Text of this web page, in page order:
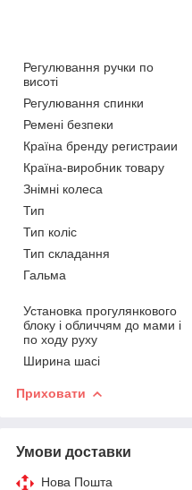
Регулювання ручки по
висоті
Регулювання спинки
Ремені безпеки
Країна бренду регистраии
Країна-виробник товару
Знімні колеса
Тип
Тип коліс
Тип складання
Гальма
Установка прогулянкового
блоку і обличчям до мами і
по ходу руху
Ширина шасі
Приховати
Умови доставки
Нова Пошта